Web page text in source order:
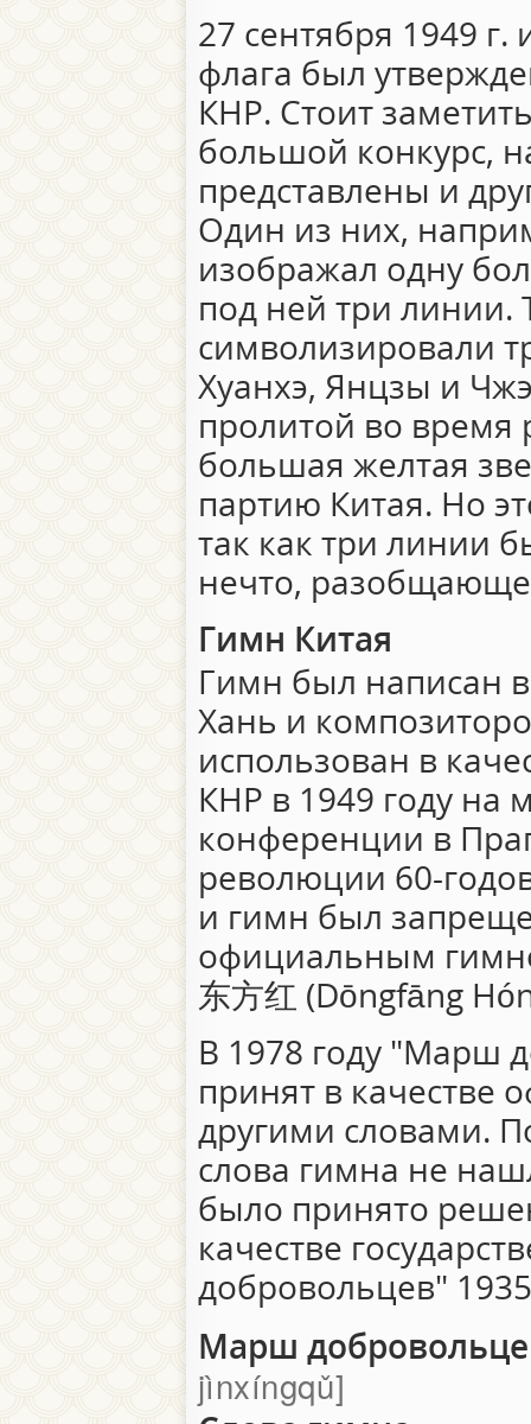
27 сентября 1949
флага был
КНР. Стоит
большой конкурс,
представлены и
Один из них,
изображал одну
под ней три линии.
символизировали
Хуанхэ, Янцзы и
пролитой во
большая желтая
партию Китая. Но
так как три линии
нечто,
Гимн Китая
Гимн был написан
Хань и
использован в
КНР в 1949 году на
конференции в
революции 60-
и гимн был
официальным
东方红 (Dōngfāng
В 1978 году "Марш
принят в качестве
другими словами.
слова гимна не
было принято
качестве
добровольцев"
Марш
jìnxíngqǔ